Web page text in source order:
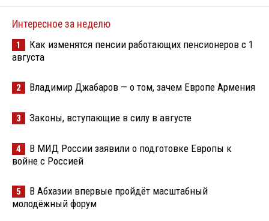
Интересное за неделю
1
Как изменятся пенсии работающих пенсионеров с 1
августа
2 Владимир Джабаров — о том, зачем Европе Армения
3 Законы, вступающие в силу в августе
4
В МИД России заявили о подготовке Европы к
войне с Россией
5
В Абхазии впервые пройдёт масштабный
молодёжный форум